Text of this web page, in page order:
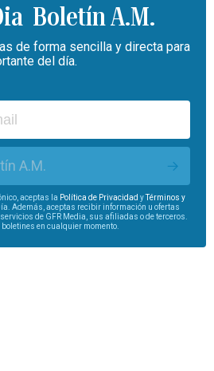
Boletín A.M.
de forma sencilla y directa para
del día.
A.M.
aceptas la Política de Privacidad yTérminos y
Además, aceptas recibir información u ofertas
de GFR Media, sus afiliadas o de terceros.
en cualquier momento.